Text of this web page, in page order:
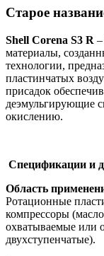
Старое
Shell Corena S3 R
материалы,
технологии,
пластинчатых
присадок
деэмульгирующие
окислению.
Спецификации и
Область
Ротационные
компрессоры
охватываемые или
двухступенчатые).